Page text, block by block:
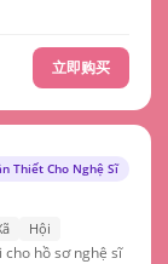
立即购买
Thiết Cho Nghệ Sĩ
Hội
hồ sơ nghệ sĩ